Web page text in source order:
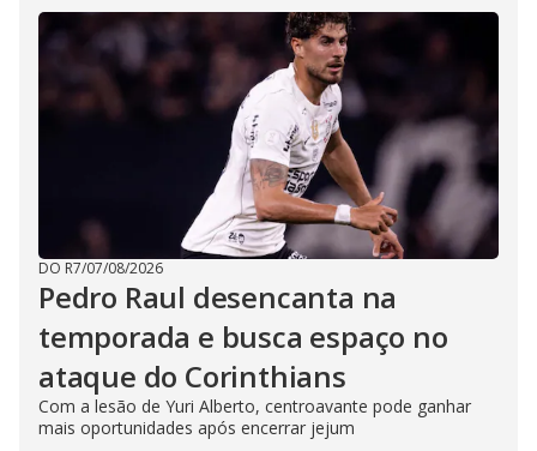
DO R7/07/08/2026
Pedro Raul desencanta na
temporada e busca espaço no
ataque do Corinthians
Com a lesão de Yuri Alberto, centroavante pode ganhar
mais oportunidades após encerrar jejum